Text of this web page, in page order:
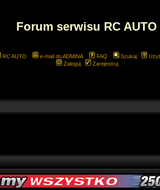
Forum serwisu RC AUTO
RC AUTO e-mail do ADMINA FAQ Szukaj
Zaloguj
Zarejestruj